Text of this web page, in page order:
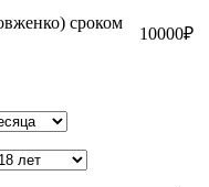
сроком
10000₽